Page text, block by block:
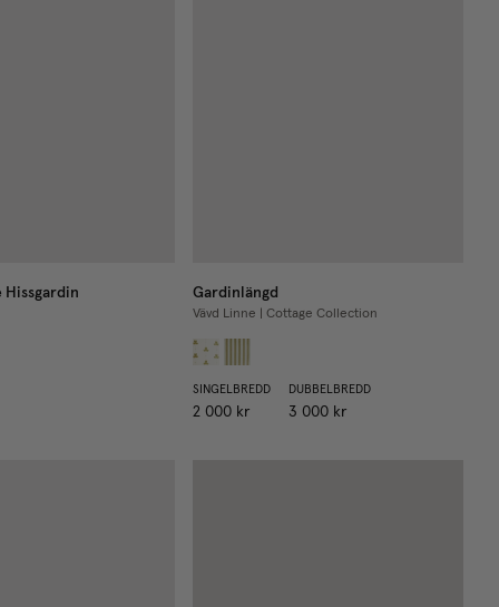
Hissgardin Gardinlängd
Vävd Linne | Cottage Collection
SINGELBREDD
2 000 kr
DUBBELBREDD
3 000 kr